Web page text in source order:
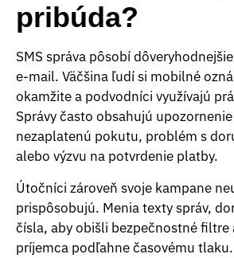
pribúda?
SMS správa pôsobí
e-mail. Väčšina ľudí si mobilné
okamžite a podvodníci využívajú
Správy často obsahujú
nezaplatenú pokutu, problém s
alebo výzvu na potvrdenie platby.
Útočníci zároveň svoje kampane
prispôsobujú. Menia texty správ,
čísla, aby obišli bezpečnostné filtre
príjemca podľahne časovému tlaku.